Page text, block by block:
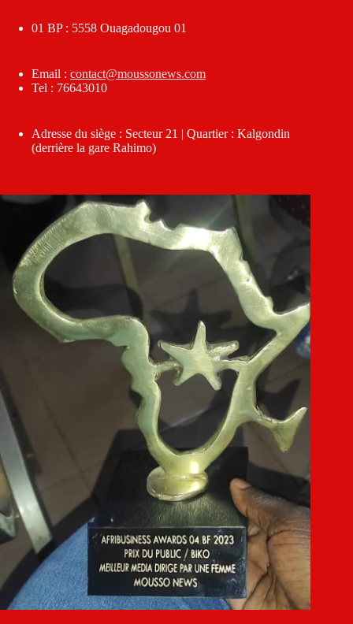
01 BP : 5558 Ouagadougou 01
Email : contact@moussonews.com
Tel : 76643010
Adresse du siège : Secteur 21 | Quartier : Kalgondin
(derrière la gare Rahimo)